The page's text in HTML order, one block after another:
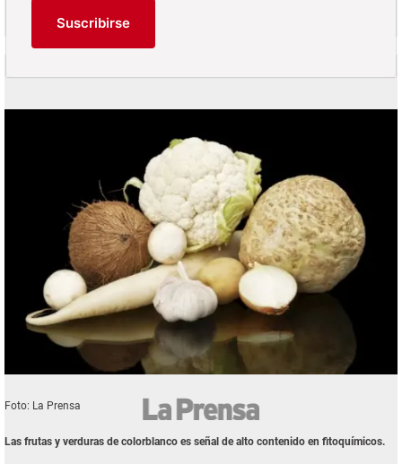
Suscribirse
Foto: La Prensa
Las frutas y verduras de colorblanco es señal de alto contenido en fitoquímicos.